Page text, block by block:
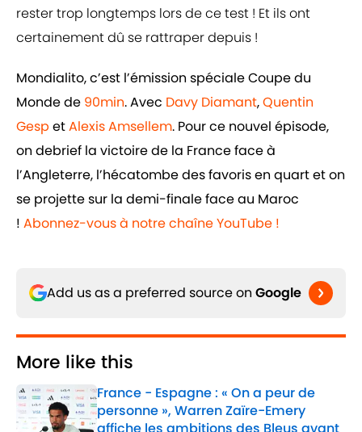
rester trop longtemps lors de ce test ! Et ils ont
certainement dû se rattraper depuis !
Mondialito, c’est l’émission spéciale Coupe du
Monde de 90min. Avec Davy Diamant,Quentin
Gesp etAlexis Amsellem. Pour ce nouvel épisode,
on debrief la victoire de la France face à
l’Angleterre, l’hécatombe des favoris en quart et on
se projette sur la demi-finale face au Maroc
! Abonnez-vous à notre chaîne YouTube !
Add us as a preferred source on Google
More like this
France - Espagne : « On a peur de
personne », Warren Zaïre-Emery